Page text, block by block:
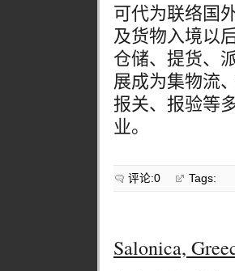
可代为联络国
及货物入境以
仓储、提货、
展成为集物流
报关、报验等
业。
评论:0 Tags:
Salonica,